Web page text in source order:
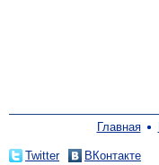
Главная
Twitter ВКонтакте